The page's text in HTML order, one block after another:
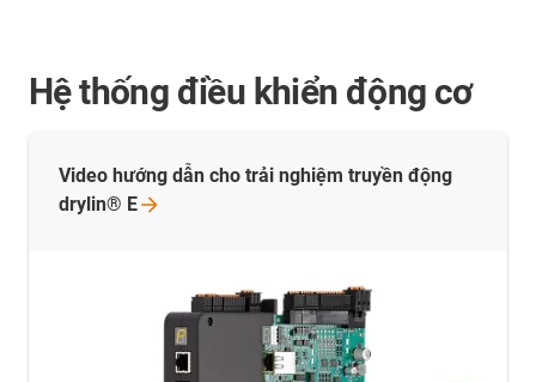
Hệ thống điều khiển động cơ
Video hướng dẫn cho trải nghiệm truyền động
drylin® E